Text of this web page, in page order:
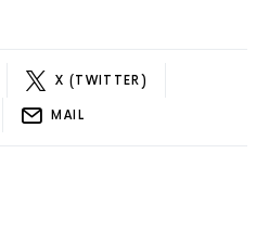
X (TWITTER)
MAIL